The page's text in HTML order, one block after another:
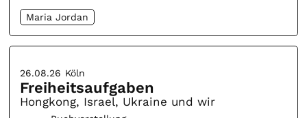
Maria Jordan
26.08.26 Köln
Freiheitsaufgaben
Hongkong, Israel, Ukraine und wir